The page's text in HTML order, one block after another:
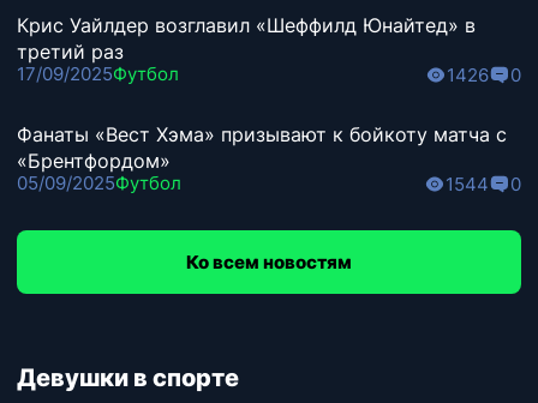
Крис Уайлдер возглавил «Шеффилд Юнайтед» в
третий раз
17/09/2025Футбол 1426 0
Фанаты «Вест Хэма» призывают к бойкоту матча с
«Брентфордом»
05/09/2025Футбол 1544 0
Ко всем новостям
Девушки в спорте